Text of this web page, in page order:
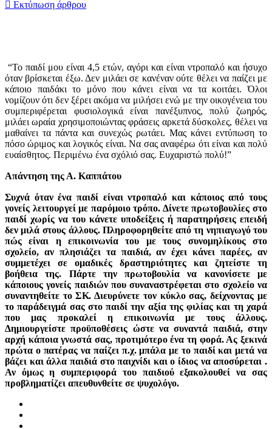
Εκτύπωση άρθρου
“Το παιδί μου είναι 4,5 ετών, αγόρι και είναι ντροπαλό και ήσυχο
όταν βρίσκεται έξω. Δεν μιλάει σε κανέναν ούτε θέλει να παίζει με
κάποιο παιδάκι το μόνο που κάνει είναι να τα κοιτάει. Όλοι
νομίζουν ότι δεν ξέρει ακόμα να μιλήσει ενώ με την οικογένεια του
συμπεριφέρεται φυσιολογικά είναι πανέξυπνος, πολύ ζωηρός,
μιλάει ωραία χρησιμοποιώντας φράσεις αρκετά δύσκολες, θέλει να
μαθαίνει τα πάντα και συνεχώς ρωτάει. Μας κάνει εντύπωση το
πόσο ώριμος και λογικός είναι. Να σας αναφέρω ότι είναι και πολύ
ευαίσθητος. Περιμένω ένα σχόλιό σας. Ευχαριστώ πολύ!”
Απάντηση της Α. Καππάτου
Συχνά όταν ένα παιδί είναι ντροπαλό και κάποιος από τους
γονείς λειτουργεί με παρόμοιο τρόπο. Δίνετε πρωτοβουλίες στο
παιδί χωρίς να του κάνετε υποδείξεις ή παρατηρήσεις επειδή
δεν μιλά στους άλλους. Πληροφορηθείτε από τη νηπιαγωγό του
πώς είναι η επικοινωνία του με τους συνομηλίκους στο
σχολείο, αν πλησιάζει τα παιδιά, αν έχει κάνει παρέες, αν
συμμετέχει σε ομαδικές δραστηριότητες και ζητείστε τη
βοήθεια της. Πάρτε την πρωτοβουλία να κανονίσετε με
κάποιους γονείς παιδιών που συναναστρέφεται στο σχολείο να
συναντηθείτε το ΣΚ. Διευρύνετε τον κύκλο σας, δείχνοντας με
το παράδειγμά σας στο παιδί την αξία της φιλίας και τη χαρά
που μας προκαλεί η επικοινωνία με τους άλλους.
Δημιουργείστε προϋποθέσεις ώστε να συναντά παιδιά, στην
αρχή κάποια γνωστά σας, προτιμότερο ένα τη φορά. Ας ξεκινά
πρώτα ο πατέρας να παίζει π.χ. μπάλα με το παιδί και μετά να
βάζει και άλλα παιδιά στο παιχνίδι και ο ίδιος να αποσύρεται .
Αν όμως η συμπεριφορά του παιδιού εξακολουθεί να σας
προβληματίζει απευθυνθείτε σε ψυχολόγο.